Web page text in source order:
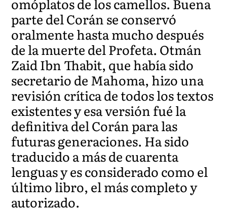
omóplatos de los camellos. Buena
parte del Corán se conservó
oralmente hasta mucho después
de la muerte del Profeta. Otmán
Zaid Ibn Thabit, que había sido
secretario de Mahoma, hizo una
revisión crítica de todos los textos
existentes y esa versión fué la
definitiva del Corán para las
futuras generaciones. Ha sido
traducido a más de cuarenta
lenguas y es considerado como el
último libro, el más completo y
autorizado.